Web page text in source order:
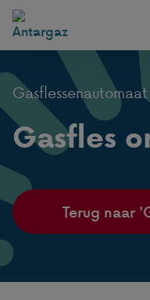
Gasflessenautomaat
Gasfles
Terug naar